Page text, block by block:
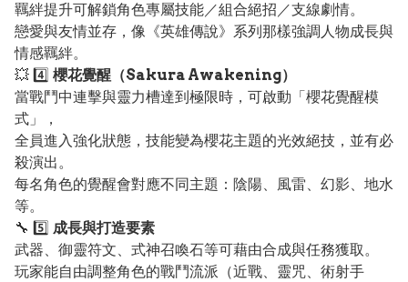
羈絆提升可解鎖角色專屬技能／組合絕招／支線劇情。
戀愛與友情並存，像《英雄傳說》系列那樣強調人物成長與
情感羈絆。
💥 4️⃣ 櫻花覺醒（Sakura Awakening）
當戰鬥中連擊與靈力槽達到極限時，可啟動「櫻花覺醒模
式」，
全員進入強化狀態，技能變為櫻花主題的光效絕技，並有必
殺演出。
每名角色的覺醒會對應不同主題：陰陽、風雷、幻影、地水
等。
🔧 5️⃣ 成長與打造要素
武器、御靈符文、式神召喚石等可藉由合成與任務獲取。
玩家能自由調整角色的戰鬥流派（近戰、靈咒、術射手